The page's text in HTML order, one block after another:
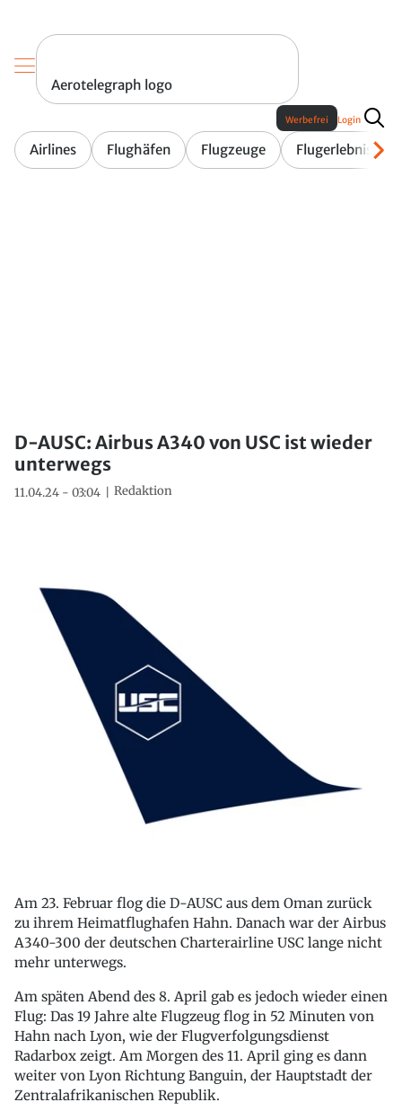
Aerotelegraph logo
Airlines Flughäfen Flugzeuge Flugerlebnis
Werbefrei Login
D-AUSC: Airbus A340 von USC ist wieder
unterwegs
11.04.24 - 03:04 Redaktion
Am 23. Februar flog die D-AUSC aus dem Oman zurück
zu ihrem Heimatflughafen Hahn. Danach war der Airbus
A340-300 der deutschen Charterairline USC lange nicht
mehr unterwegs.
Am späten Abend des 8. April gab es jedoch wieder einen
Flug: Das 19 Jahre alte Flugzeug flog in 52 Minuten von
Hahn nach Lyon, wie der Flugverfolgungsdienst
Radarbox zeigt. Am Morgen des 11. April ging es dann
weiter von Lyon Richtung Banguin, der Hauptstadt der
Zentralafrikanischen Republik.